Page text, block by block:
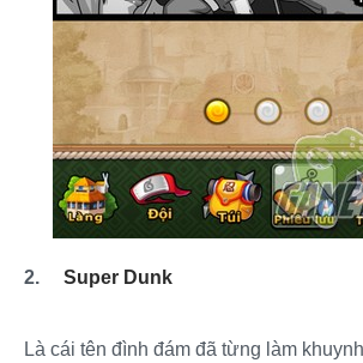
2. Super Dunk
Là cái tên đình đám đã từng làm